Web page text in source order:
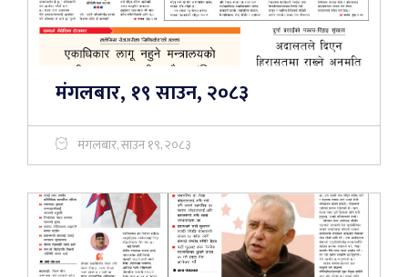
मंगलबार, १९ साउन, २०८३
मंगलबार, साउन १९, २०८३